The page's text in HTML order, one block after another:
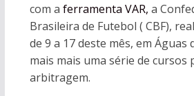
com a ferramenta VAR, a
Brasileira de Futebol ( CBF),
de 9 a 17 deste mês, em Águas
mais mais uma série de cursos
arbitragem.